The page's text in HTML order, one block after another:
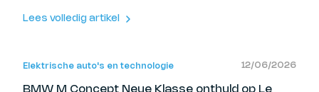
geen bevestigde racewagen, wordt de boodschap steeds
Lees volledig artikel
Elektrische auto's en technologie 12/06/2026
BMW M Concept Neue Klasse onthuld op Le